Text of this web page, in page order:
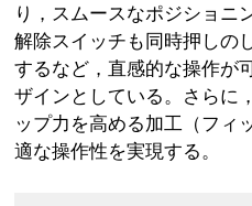
り，スムースなポジショニ
解除スイッチも同時押しの
するなど，直感的な操作が
ザインとしている。さらに
ップ力を高める加工（フィ
適な操作性を実現する。